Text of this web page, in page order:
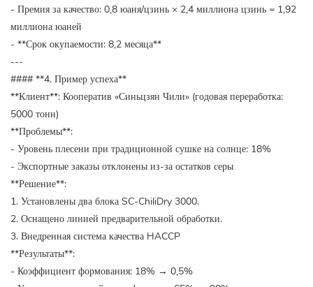
- Премия за качество: 0,8 юаня/цзинь × 2,4 миллиона цзинь = 1,92
миллиона юаней
- **Срок окупаемости: 8,2 месяца**
---
#### **4. Пример успеха**
**Клиент**: Кооператив «Синьцзян Чили» (годовая переработка:
5000 тонн)
**Проблемы**:
- Уровень плесени при традиционной сушке на солнце: 18%
- Экспортные заказы отклонены из-за остатков серы
**Решение**:
1. Установлены два блока SC-ChiliDry 3000.
2. Оснащено линией предварительной обработки.
3. Внедренная система качества HACCP
**Результаты**:
- Коэффициент формования: 18% → 0,5%